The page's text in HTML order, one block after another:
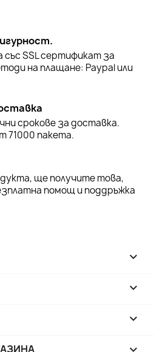
със SSL сертификат за
на плащане: Paypal или
срокове за доставка.
71000 пакета.
ще получите това,
помощ и поддръжка


